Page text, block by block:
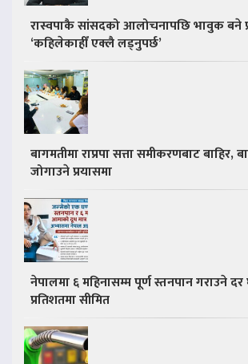
रास्वपाकै सांसदको आलोचनापछि भावुक बने
‘कहिलेकाहीँ एक्लै लड्नुपर्छ’
बागमतीमा राप्रपा सत्ता समीकरणबाट बाहिर,
जोगाउने प्रयासमा
नेपालमा ६ महिनासम्म पूर्ण स्तनपान गराउने
प्रतिशतमा सीमित